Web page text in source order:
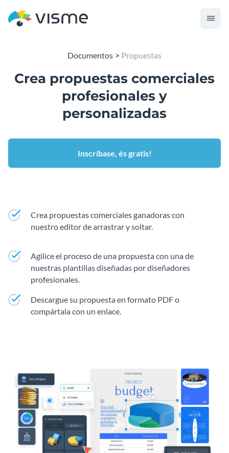
Documentos Propuestas
Crea propuestas comerciales
profesionales y
personalizadas
Inscríbase, és gratis!
Crea propuestas comerciales ganadoras con
nuestro editor de arrastrar y soltar.
Agilice el proceso de una propuesta con una de
nuestras plantillas diseñadas por diseñadores
profesionales.
Descargue su propuesta en formato PDF o
compártala con un enlace.